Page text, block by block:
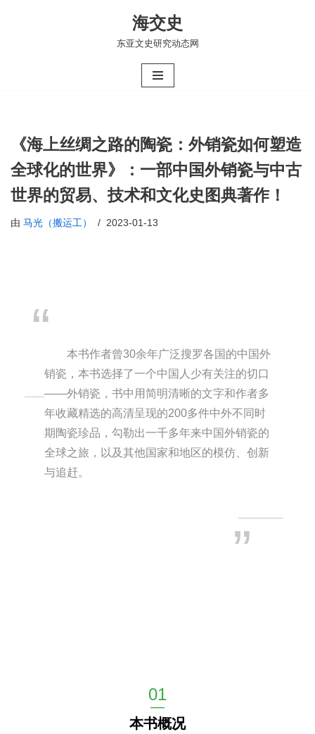
海交史
东亚文史研究动态网
《海上丝绸之路的陶瓷：外销瓷如何塑造
全球化的世界》：一部中国外销瓷与中古
世界的贸易、技术和文化史图典著作！
由 马光（搬运工） 2023-01-13
“
本书作者曾30余年广泛搜罗各国的中国外
销瓷，本书选择了一个中国人少有关注的切口
——外销瓷，书中用简明清晰的文字和作者多
年收藏精选的高清呈现的200多件中外不同时
期陶瓷珍品，勾勒出一千多年来中国外销瓷的
全球之旅，以及其他国家和地区的模仿、创新
与追赶。
”
01
—
本书概况